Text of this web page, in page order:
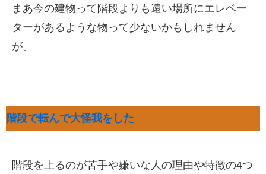
まあ今の建物って階段よりも遠い場所にエレベー
ターがあるような物って少ないかもしれません
が。
階段で転んで大怪我をした
階段を上るのが苦手や嫌いな人の理由や特徴の4つ